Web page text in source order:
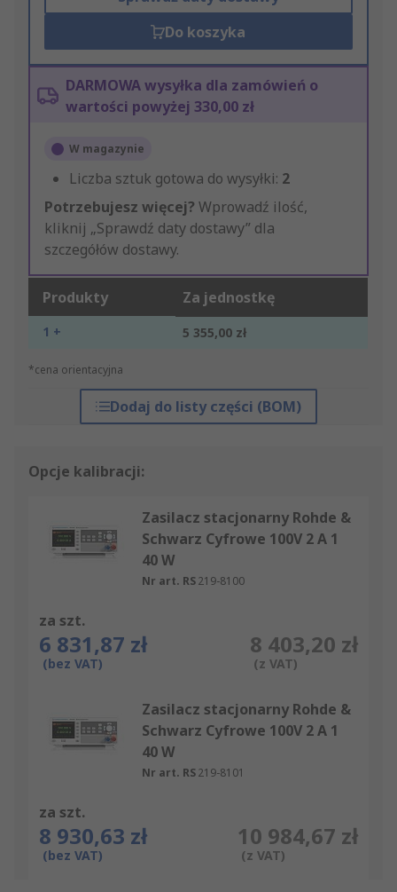
Do koszyka
DARMOWA wysyłka dla zamówień o
wartości powyżej 330,00 zł
W magazynie
Liczba sztuk gotowa do wysyłki: 2
Potrzebujesz więcej? Wprowadź ilość,
kliknij „Sprawdź daty dostawy” dla
szczegółów dostawy.
Produkty Za jednostkę
1 + 5 355,00 zł
*cena orientacyjna
Dodaj do listy części (BOM)
Opcje kalibracji:
Zasilacz stacjonarny Rohde &
Schwarz Cyfrowe 100V 2 A 1
40 W
Nr art. RS219-8100
za szt.
6 831,87 zł
(bez VAT)
8 403,20 zł
(z VAT)
Zasilacz stacjonarny Rohde &
Schwarz Cyfrowe 100V 2 A 1
40 W
Nr art. RS219-8101
za szt.
8 930,63 zł
(bez VAT)
10 984,67 zł
(z VAT)